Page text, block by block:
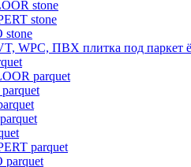
stone
stone
stone
WPC, ПВХ плитка под паркет
parquet
parquet